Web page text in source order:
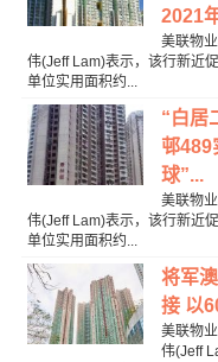
2021
美联物
伟(Jeff Lam)表示，该行新近
单位实用面积约...
“白居
邨489
球”...
美联物
伟(Jeff Lam)表示，该行新近
单位实用面积约...
将军
接 以
美联物
伟(Jeff